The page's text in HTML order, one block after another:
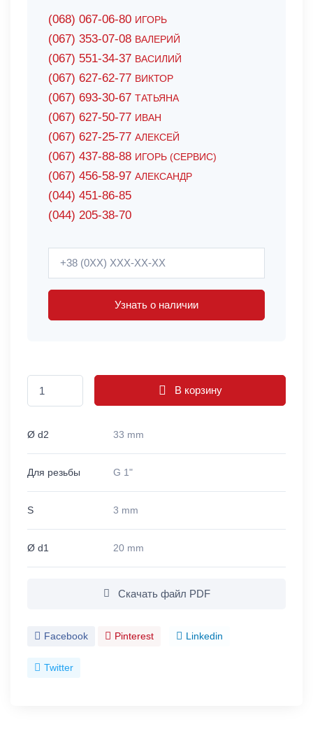
(068) 067-06-80 ИГОРЬ
(067) 353-07-08 ВАЛЕРИЙ
(067) 551-34-37 ВАСИЛИЙ
(067) 627-62-77 ВИКТОР
(067) 693-30-67 ТАТЬЯНА
(067) 627-50-77 ИВАН
(067) 627-25-77 АЛЕКСЕЙ
(067) 437-88-88 ИГОРЬ (СЕРВИС)
(067) 456-58-97 АЛЕКСАНДР
(044) 451-86-85
(044) 205-38-70
Узнать о наличии
В корзину
Ø d2 33 mm
Для резьбы G 1"
S 3 mm
Ø d1 20 mm
Скачать файл PDF
Facebook Pinterest Linkedin
Twitter